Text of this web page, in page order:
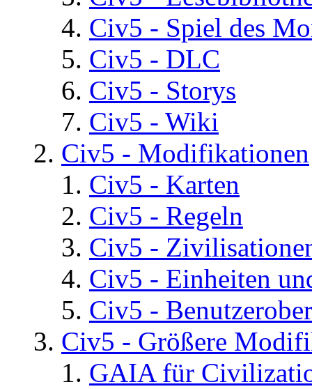
Civ5 - Spiel des
Civ5 - DLC
Civ5 - Storys
Civ5 - Wiki
Civ5 - Modifikationen
Civ5 - Karten
Civ5 - Regeln
Civ5 -
Civ5 - Einheiten
Civ5 -
Civ5 - Größere
GAIA für